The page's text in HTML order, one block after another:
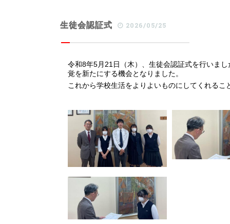
生徒会認証式 2026/05/25
令和8年5月 21 日（木）、生徒会認証式を行いま
覚を新たにする機会となりました。
これから学校生活をよりよいものにしてくれるこ